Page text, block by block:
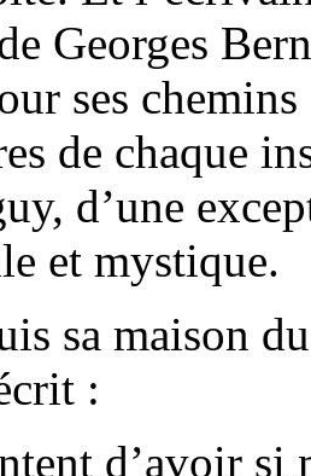
Georges
ses
de chaque
d’une
et mystique.
sa maison
:
d’avoir